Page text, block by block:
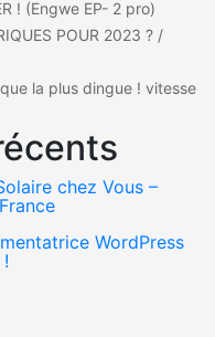
! (Engwe EP- 2 pro)
POUR 2023 ? /
la plus dingue ! vitesse
chez Vous –
WordPress